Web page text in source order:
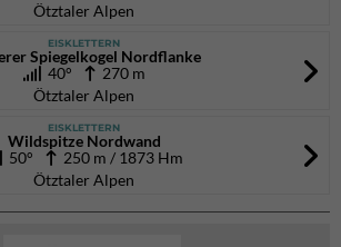
Ötztaler Alpen
EISKLETTERN
Spiegelkogel Nordflanke
40° 270 m
Ötztaler Alpen
EISKLETTERN
Wildspitze Nordwand
50°
250 m / 1873 Hm
Ötztaler Alpen